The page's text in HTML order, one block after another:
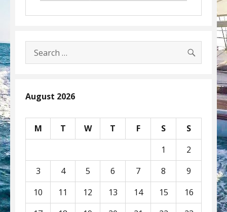
Search
for:
August 2026
M T W T F S
S
1
2
3
4 5 6 7 8
9
10
11 12 13 14 15
16